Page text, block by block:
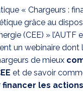
« Chargeurs :
grâce au
(CEE) » l’AUTF
un webinaire dont
de mieux
et de savoir
financer les